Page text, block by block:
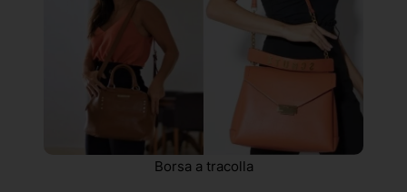
Borsa a tracolla